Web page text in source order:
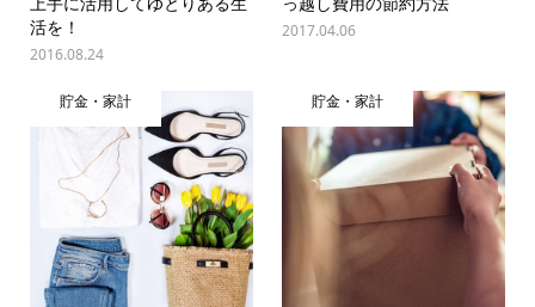
活を！
2016.08.24
2017.04.06
貯金・家計 貯金・家計